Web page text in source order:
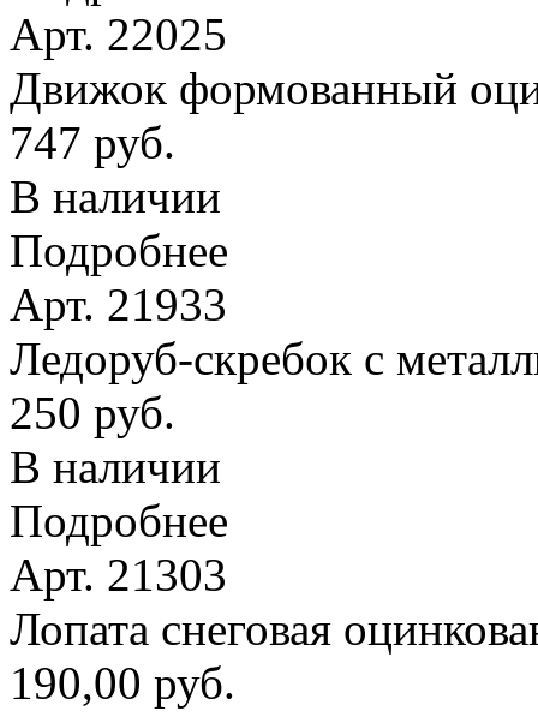
Арт. 22025
Движок формованный
747 руб.
В наличии
Подробнее
Арт. 21933
Ледоруб-скребок с
250 руб.
В наличии
Подробнее
Арт. 21303
Лопата снеговая
190,00 руб.